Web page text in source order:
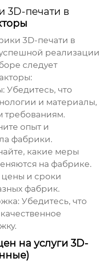
3D-печати в
3D-печати в
реализации
следует
Убедитесь, что
и материалы,
требованиям.
опыт и
фабрики.
какие меры
на фабрике.
и сроки
фабрик.
Убедитесь, что
на услуги 3D-